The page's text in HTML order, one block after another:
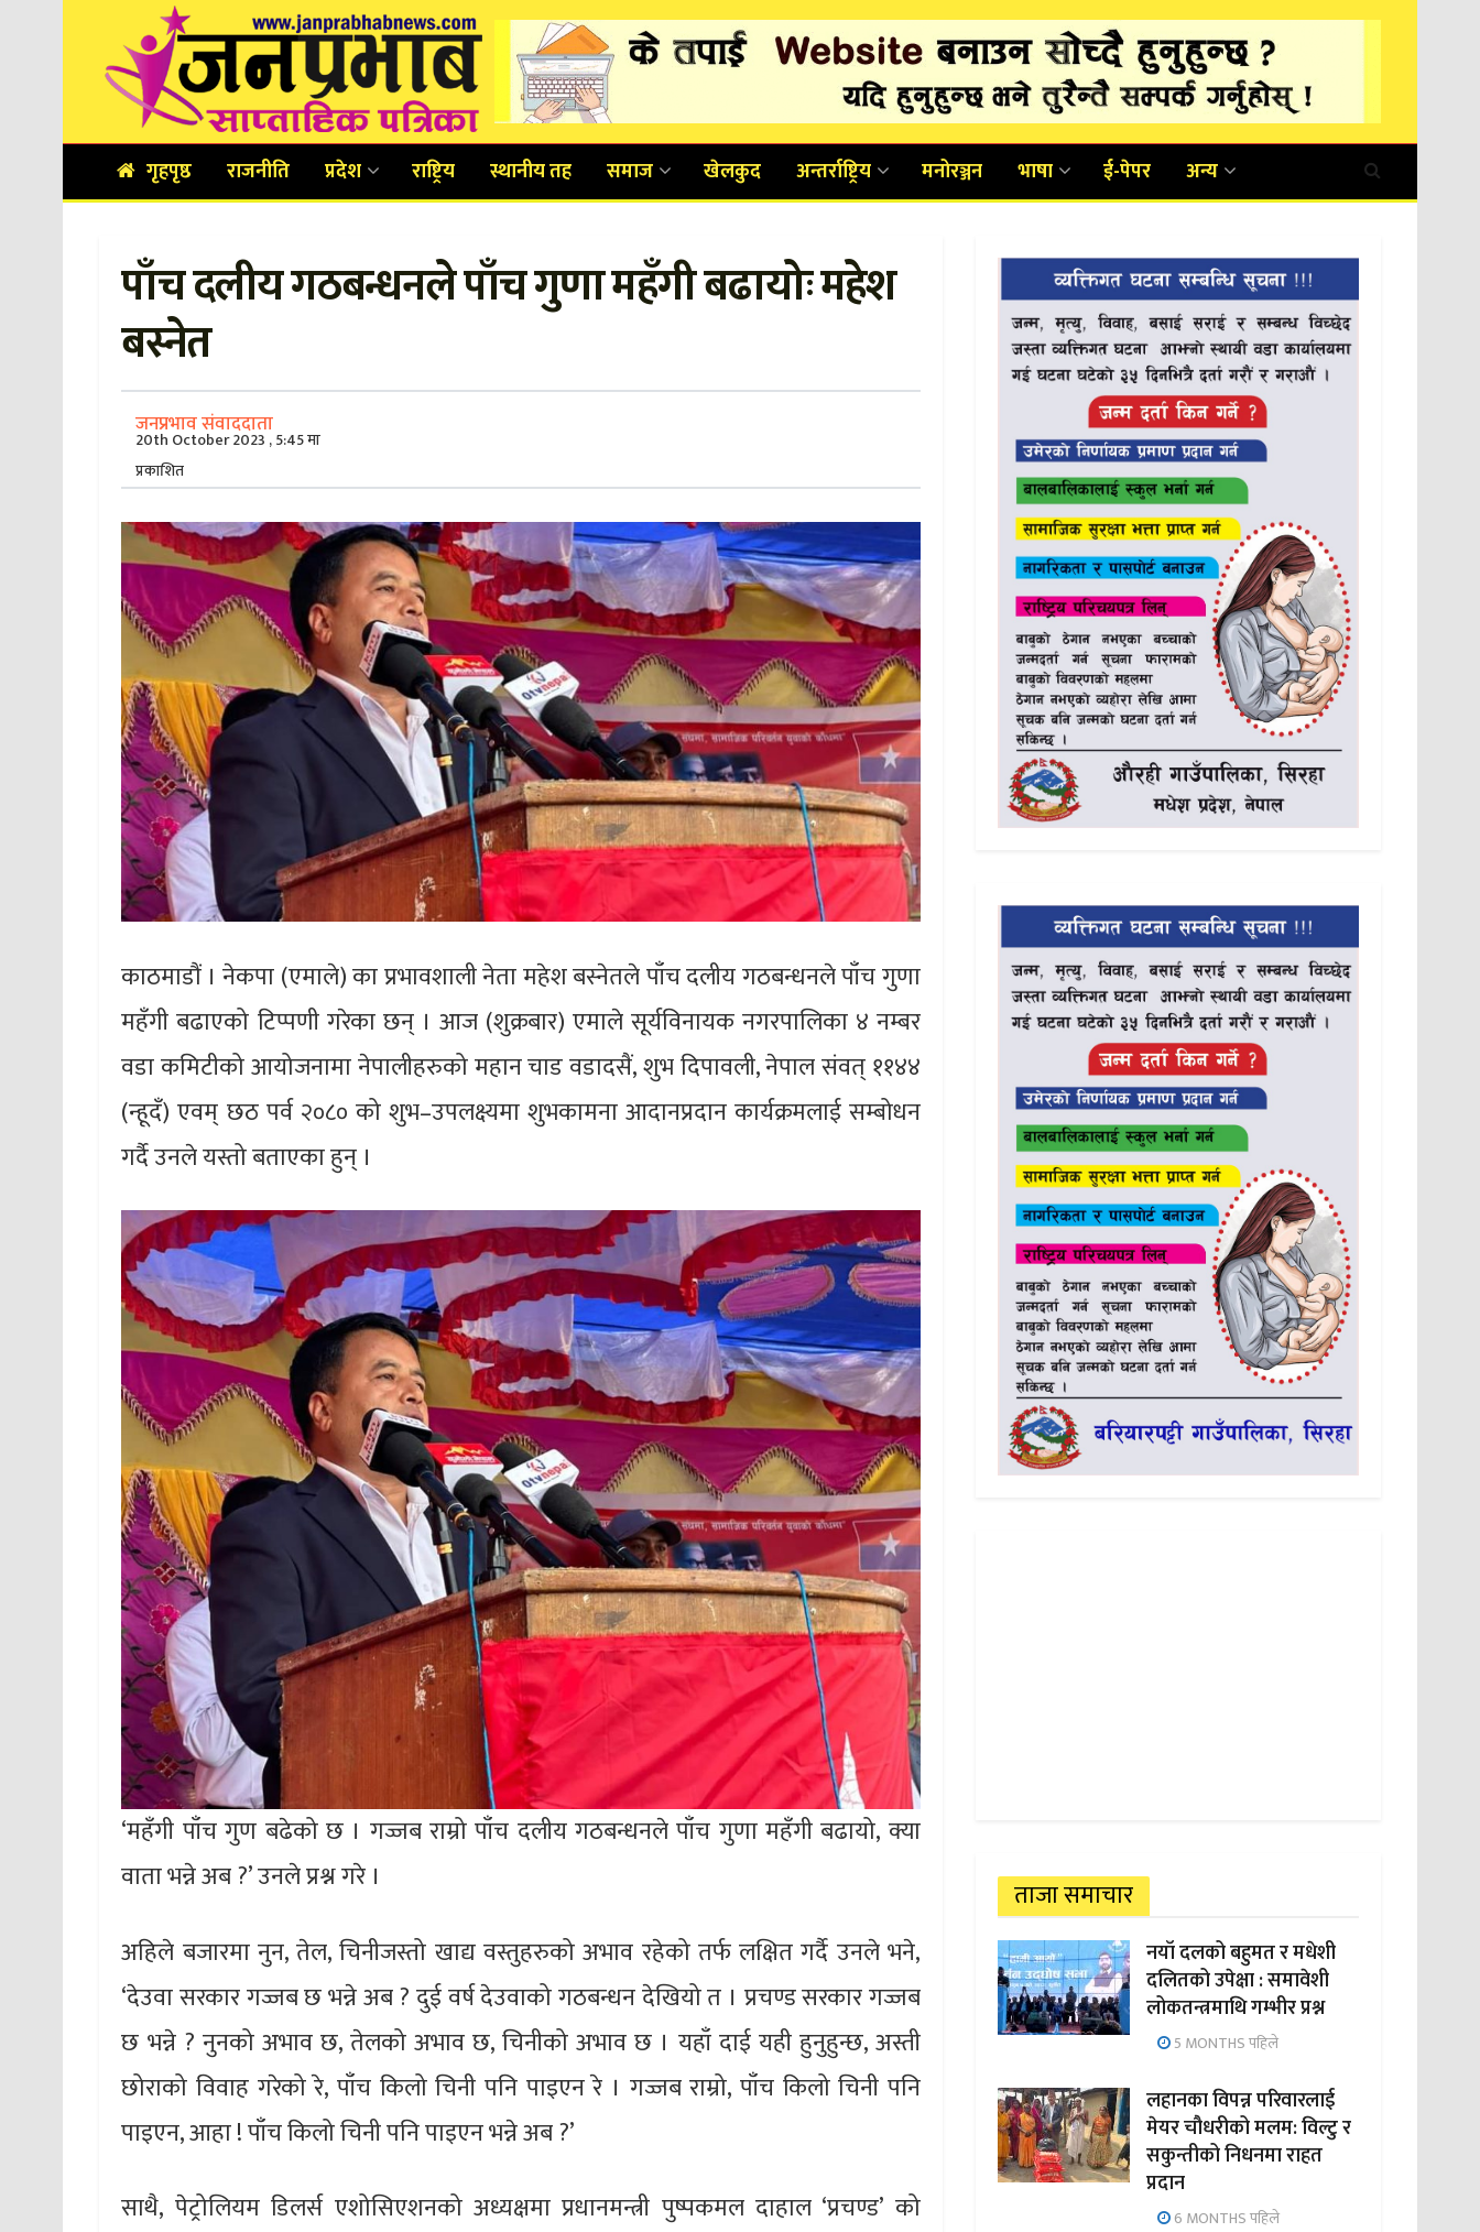
गृहपृष्ठ राजनीति प्रदेश राष्ट्रिय स्थानीय तह समाज खेलकुद अन्तर्राष्ट्रिय मनोरञ्जन भाषा ई-पेपर अन्य
पाँच दलीय गठबन्धनले पाँच गुणा महँगी बढायोः महेश
बस्नेत
जनप्रभाव संवाददाता
20th October 2023 , 5:45 मा
प्रकाशित
काठमाडौं । नेकपा (एमाले) का प्रभावशाली नेता महेश बस्नेतले पाँच दलीय गठबन्धनले पाँच गुणा
महँगी बढाएको टिप्पणी गरेका छन् । आज (शुक्रबार) एमाले सूर्यविनायक नगरपालिका ४ नम्बर
वडा कमिटीको आयोजनामा नेपालीहरुको महान चाड वडादसैं, शुभ दिपावली, नेपाल संवत् ११४४
(न्हूदँ) एवम् छठ पर्व २०८० को शुभ–उपलक्ष्यमा शुभकामना आदानप्रदान कार्यक्रमलाई सम्बोधन
गर्दै उनले यस्तो बताएका हुन् ।
‘महँगी पाँच गुण बढेको छ । गज्जब राम्रो पाँच दलीय गठबन्धनले पाँच गुणा महँगी बढायो, क्या
वाता भन्ने अब ?’ उनले प्रश्न गरे ।
अहिले बजारमा नुन, तेल, चिनीजस्तो खाद्य वस्तुहरुको अभाव रहेको तर्फ लक्षित गर्दै उनले भने,
‘देउवा सरकार गज्जब छ भन्ने अब ? दुई वर्ष देउवाको गठबन्धन देखियो त । प्रचण्ड सरकार गज्जब
छ भन्ने ? नुनको अभाव छ, तेलको अभाव छ, चिनीको अभाव छ । यहाँ दाई यही हुनुहुन्छ, अस्ती
छोराको विवाह गरेको रे, पाँच किलो चिनी पनि पाइएन रे । गज्जब राम्रो, पाँच किलो चिनी पनि
पाइएन, आहा ! पाँच किलो चिनी पनि पाइएन भन्ने अब ?’
साथै, पेट्रोलियम डिलर्स एशोसिएशनको अध्यक्षमा प्रधानमन्त्री पुष्पकमल दाहाल ‘प्रचण्ड’ को
ताजा समाचार
नयाँ दलको बहुमत र मधेशी
दलितको उपेक्षा : समावेशी
लोकतन्त्रमाथि गम्भीर प्रश्न
5 MONTHS पहिले
लहानका विपन्न परिवारलाई
मेयर चौधरीको मलम: विल्टु र
सकुन्तीको निधनमा राहत
प्रदान
6 MONTHS पहिले